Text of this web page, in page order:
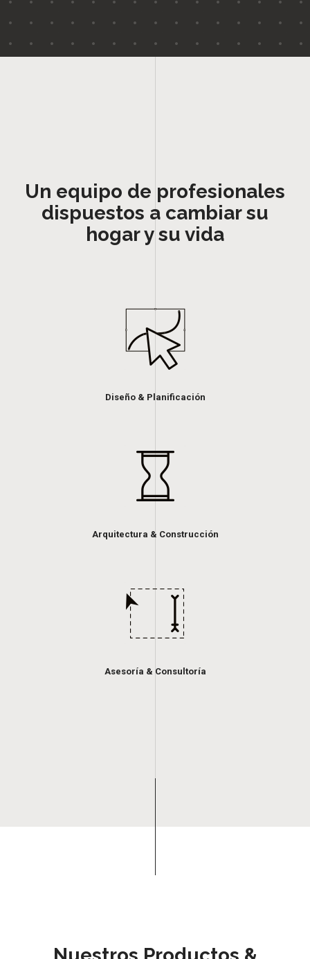
Un equipo de profesionales
dispuestos a cambiar su
hogar y su vida
Diseño & Planificación
Arquitectura & Construcción
Asesoría & Consultoría